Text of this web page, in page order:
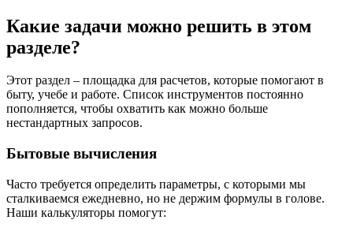
Какие задачи можно решить в этом
разделе?
Этот раздел – площадка для расчетов, которые помогают в
быту, учебе и работе. Список инструментов постоянно
пополняется, чтобы охватить как можно больше
нестандартных запросов.
Бытовые вычисления
Часто требуется определить параметры, с которыми мы
сталкиваемся ежедневно, но не держим формулы в голове.
Наши калькуляторы помогут: